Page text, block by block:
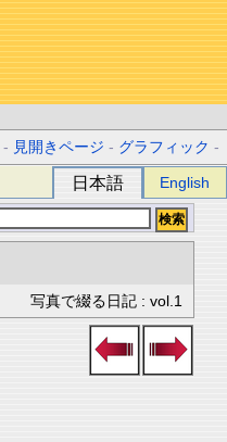
- 見開きページ - グラフィック -
日本語 English
写真で綴る日記 : vol.1